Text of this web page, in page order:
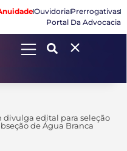
OuvidoriaPrerrogativas
Portal Da Advocacia
divulga edital para seleção
de Água Branca